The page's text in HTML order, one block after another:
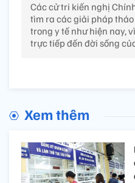
Các cử tri kiến nghị
tìm ra các giải pháp
trong y tế như hiện nay,
trực tiếp đến đời sống
Xem thêm